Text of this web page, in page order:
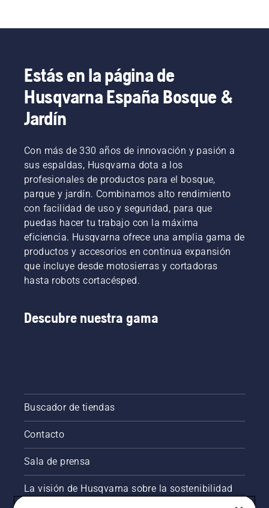
Estás en la página de
Husqvarna España Bosque &
Jardín
Con más de 330 años de innovación y pasión a
sus espaldas, Husqvarna dota a los
profesionales de productos para el bosque,
parque y jardín. Combinamos alto rendimiento
con facilidad de uso y seguridad, para que
puedas hacer tu trabajo con la máxima
eficiencia. Husqvarna ofrece una amplia gama de
productos y accesorios en continua expansión
que incluye desde motosierras y cortadoras
hasta robots cortacésped.
Descubre nuestra gama
Buscador de tiendas
Contacto
Sala de prensa
La visión de Husqvarna sobre la sostenibilidad